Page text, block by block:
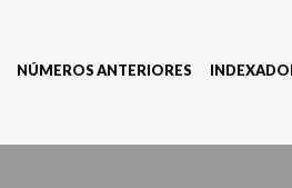
NÚMEROS ANTERIORES